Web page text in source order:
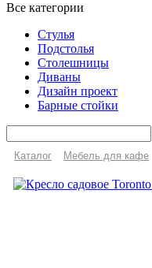
Все категории
Стулья
Подстолья
Столешницы
Диваны
Дизайн проект
Барные стойки
Каталог Мебель для кафе